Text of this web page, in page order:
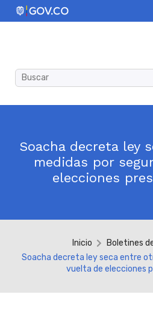
Soacha decreta ley
medidas por
elecciones
Inicio
Boletines
Soacha decreta ley seca entre
vuelta de elecciones